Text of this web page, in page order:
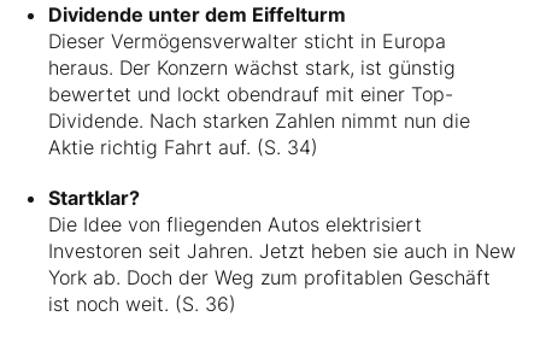
Dividende unter dem Eiffelturm
Dieser Vermögensverwalter sticht in Europa
heraus. Der Konzern wächst stark, ist günstig
bewertet und lockt obendrauf mit einer Top-
Dividende. Nach starken Zahlen nimmt nun die
Aktie richtig Fahrt auf. (S. 34)
Startklar?
Die Idee von fliegenden Autos elektrisiert
Investoren seit Jahren. Jetzt heben sie auch in New
York ab. Doch der Weg zum profitablen Geschäft
ist noch weit. (S. 36)